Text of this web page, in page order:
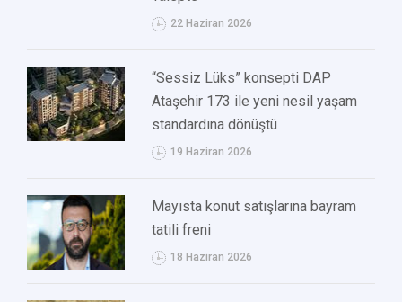
22 Haziran 2026
“Sessiz Lüks” konsepti DAP
Ataşehir 173 ile yeni nesil yaşam
standardına dönüştü
19 Haziran 2026
Mayısta konut satışlarına bayram
tatili freni
18 Haziran 2026